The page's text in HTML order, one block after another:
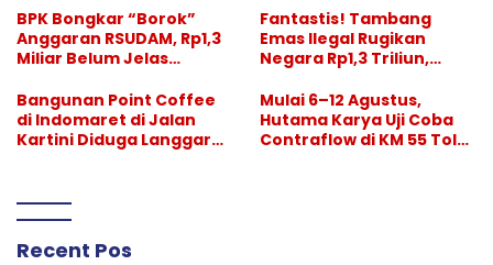
BPK Bongkar “Borok”
Anggaran RSUDAM, Rp1,3
Miliar Belum Jelas
a
Fantastis! Tambang
Emas Ilegal Rugikan
Negara Rp1,3 Triliun,
Setahun, “Bos Besar” Tak
Tersentuh
Bangunan Point Coffee
di Indomaret di Jalan
Kartini Diduga Langgar
Mulai 6–12 Agustus,
Hutama Karya Uji Coba
Contraflow di KM 55 Tol
Recent Pos